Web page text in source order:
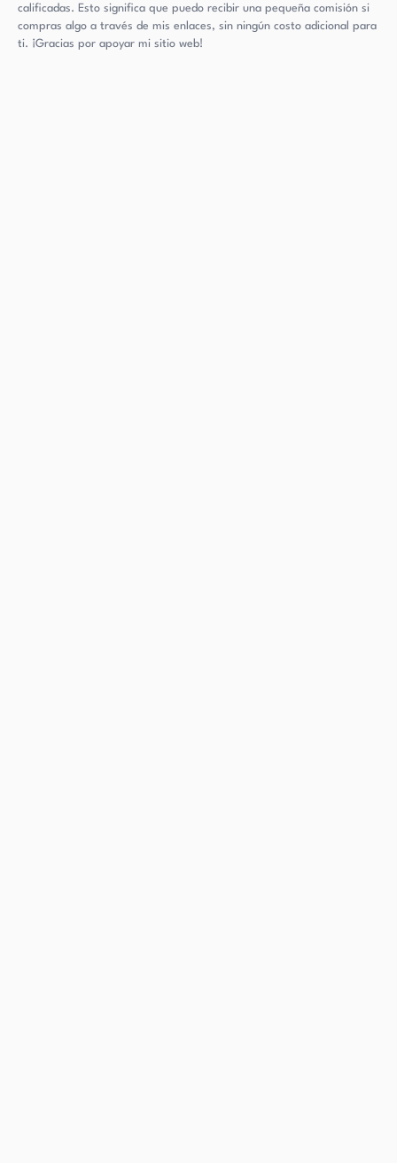
calificadas. Esto significa que puedo recibir una pequeña comisión si
compras algo a través de mis enlaces, sin ningún costo adicional para
ti. ¡Gracias por apoyar mi sitio web!